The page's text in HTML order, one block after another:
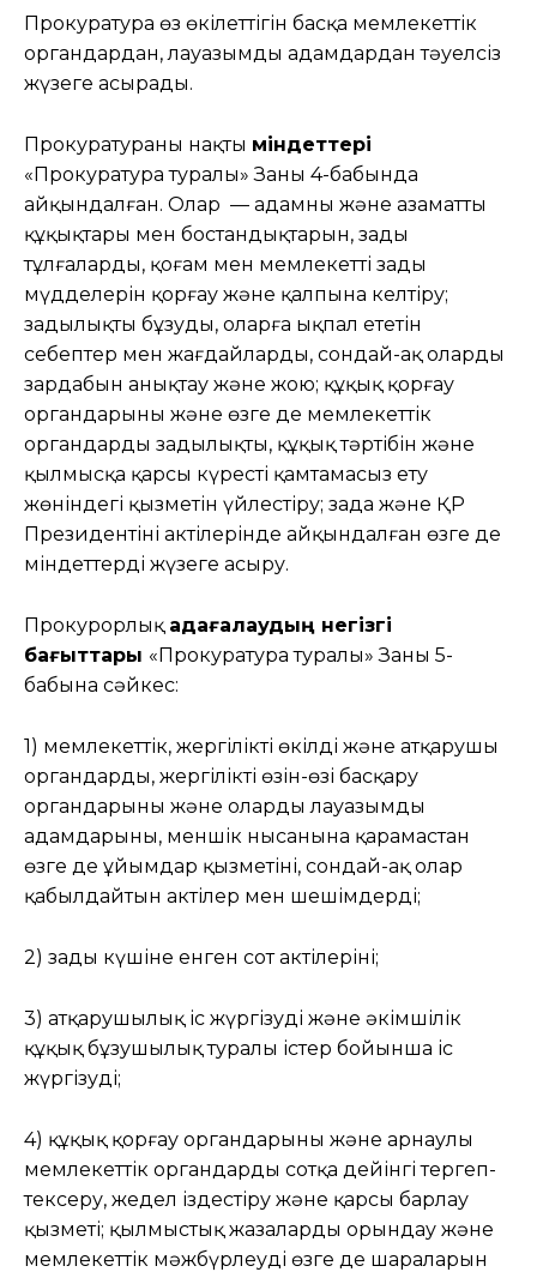
Прокуратура өз өкілеттігін басқа мемлекеттік
органдардан, лауазымды адамдардан тәуелсіз
жүзеге асырады.
Прокуратураның нақты міндеттері
«Прокуратура туралы» Заңның 4-бабында
айқындалған. Олар — адамның және азаматтың
құқықтары мен бостандықтарын, заңды
тұлғалардың, қоғам мен мемлекеттің заңды
мүдделерін қорғау және қалпына келтіру;
заңдылықты бұзуды, оларға ықпал ететін
себептер мен жағдайларды, сондай-ақ олардың
зардабын анықтау және жою; құқық қорғау
органдарының және өзге де мемлекеттік
органдардың заңдылықты, құқық тәртібін және
қылмысқа қарсы күресті қамтамасыз ету
жөніндегі қызметін үйлестіру; заңда және ҚР
Президентінің актілерінде айқындалған өзге де
міндеттерді жүзеге асыру.
Прокурорлық қадағалаудың негізгі
бағыттары «Прокуратура туралы» Заңның 5-
бабына сәйкес:
1) мемлекеттік, жергілікті өкілді және атқарушы
органдардың, жергілікті өзін-өзі басқару
органдарының және олардың лауазымды
адамдарының, меншік нысанына қарамастан
өзге де ұйымдар қызметінің, сондай-ақ олар
қабылдайтын актілер мен шешімдердің;
2) заңды күшіне енген сот актілерінің;
3) атқарушылық іс жүргізудің және әкімшілік
құқық бұзушылық туралы істер бойынша іс
жүргізудің;
4) құқық қорғау органдарының және арнаулы
мемлекеттік органдардың сотқа дейінгі тергеп-
тексеру, жедел іздестіру және қарсы барлау
қызметі; қылмыстық жазаларды орындау және
мемлекеттік мәжбүрлеудің өзге де шараларын